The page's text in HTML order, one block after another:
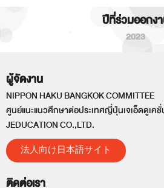
ปีที่ร่วมออกง
2023
ผู้จัดงาน
NIPPON HAKU BANGKOK COMMITTEE
ศูนย์แนะแนวศึกษาต่อประเทศญี่ปุ่นเจเอ็ดดูเค
JEDUCATION CO.,LTD.
法人向け日本語サイト
ติดต่อเรา